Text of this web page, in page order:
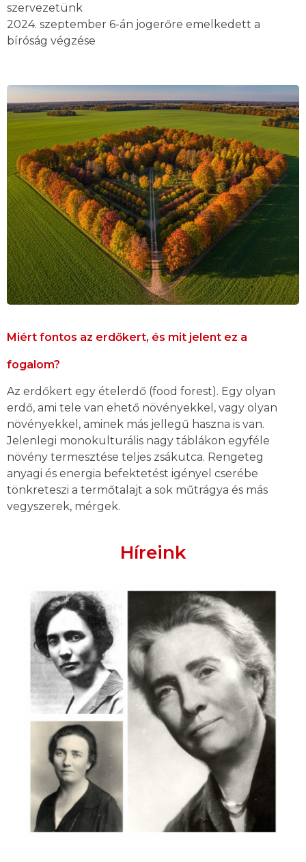
szervezetünk
2024. szeptember 6-án jogerőre emelkedett a
bíróság végzése
Miért fontos az erdőkert, és mit jelent ez a
fogalom?
Az erdőkert egy ételerdő (food forest). Egy olyan
erdő, ami tele van ehető növényekkel, vagy olyan
növényekkel, aminek más jellegű haszna is van.
Jelenlegi monokulturális nagy táblákon egyféle
növény termesztése teljes zsákutca. Rengeteg
anyagi és energia befektetést igényel cserébe
tönkreteszi a termőtalajt a sok műtrágya és más
vegyszerek, mérgek.
Híreink